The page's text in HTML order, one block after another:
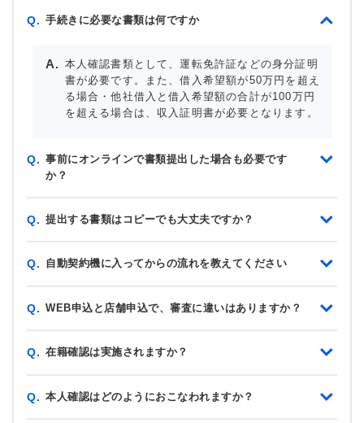
Q. 手続きに必要な書類は何ですか
本人確認書類として、運転免許証などの身分証明
書が必要です。また、借入希望額が50万円を超え
る場合・他社借入と借入希望額の合計が100万円
を超える場合は、収入証明書が必要となります。
Q. 事前にオンラインで書類提出した場合も必要です
か？
Q. 提出する書類はコピーでも大丈夫ですか？
Q. 自動契約機に入ってからの流れを教えてください
Q. WEB申込と店舗申込で、審査に違いはありますか？
Q. 在籍確認は実施されますか？
Q. 本人確認はどのようにおこなわれますか？